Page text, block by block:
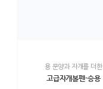
용 문양과 자개를 더한
고급자개볼펜-승용